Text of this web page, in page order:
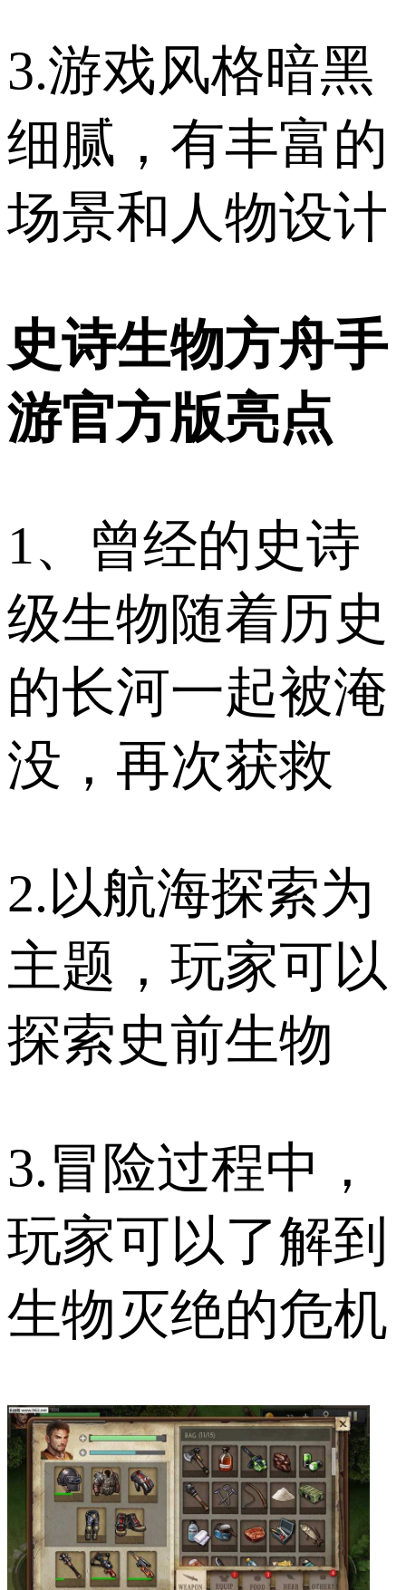
3.游戏风格暗黑
细腻，有丰富的
场景和人物设计
史诗生物方舟手
游官方版亮点
1、曾经的史诗
级生物随着历史
的长河一起被淹
没，再次获救
2.以航海探索为
主题，玩家可以
探索史前生物
3.冒险过程中，
玩家可以了解到
生物灭绝的危机